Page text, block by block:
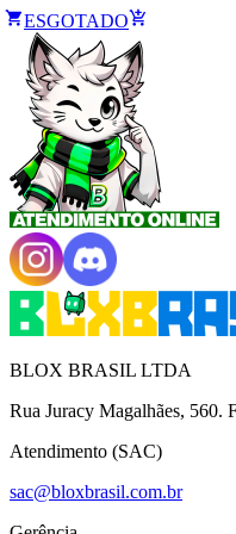
ESGOTADO
BLOX BRASIL LTDA
Rua Juracy Magalhães, 560.
Atendimento (SAC)
sac@bloxbrasil.com.br